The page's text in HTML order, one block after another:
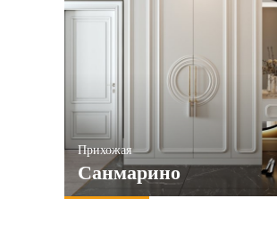
Прихожая
Санмарино